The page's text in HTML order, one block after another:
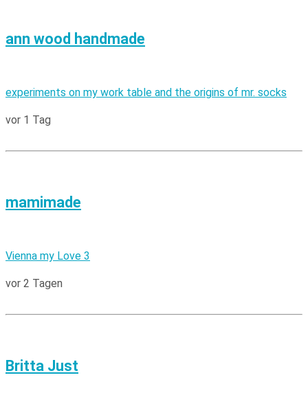
ann wood handmade
experiments on my work table and the origins of mr. socks
vor 1 Tag
mamimade
Vienna my Love 3
vor 2 Tagen
Britta Just